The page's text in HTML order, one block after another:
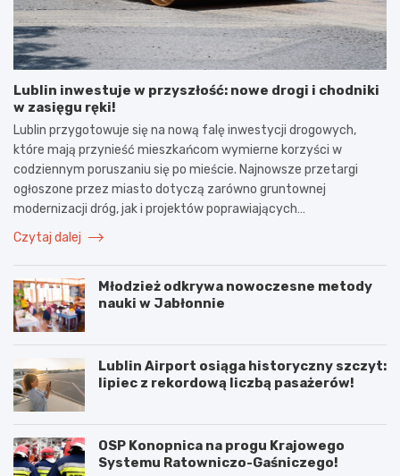
Lublin inwestuje w przyszłość: nowe drogi i chodniki
w zasięgu ręki!
Lublin przygotowuje się na nową falę inwestycji drogowych,
które mają przynieść mieszkańcom wymierne korzyści w
codziennym poruszaniu się po mieście. Najnowsze przetargi
ogłoszone przez miasto dotyczą zarówno gruntownej
modernizacji dróg, jak i projektów poprawiających…
Czytaj dalej
Młodzież odkrywa nowoczesne metody
nauki w Jabłonnie
Lublin Airport osiąga historyczny szczyt:
lipiec z rekordową liczbą pasażerów!
OSP Konopnica na progu Krajowego
Systemu Ratowniczo-Gaśniczego!